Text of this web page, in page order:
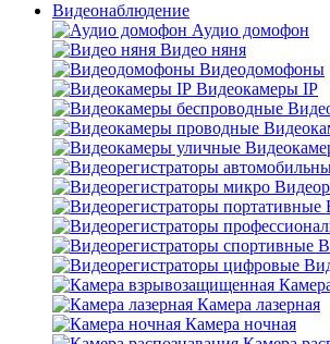
Видеонаблюдение
Аудио домофон
Видео няня
Видеодомофоны
Видеокамеры IP
Камера лазерная
Камера ночная